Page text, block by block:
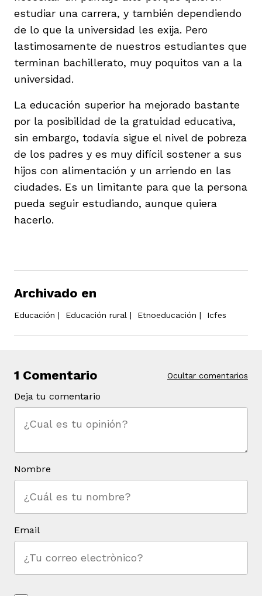
estudiar una carrera, y también dependiendo
de lo que la universidad les exija. Pero
lastimosamente de nuestros estudiantes que
terminan bachillerato, muy poquitos van a la
universidad.
La educación superior ha mejorado bastante
por la posibilidad de la gratuidad educativa,
sin embargo, todavía sigue el nivel de pobreza
de los padres y es muy difícil sostener a sus
hijos con alimentación y un arriendo en las
ciudades. Es un limitante para que la persona
pueda seguir estudiando, aunque quiera
hacerlo.
Archivado en
Educación | Educación rural | Etnoeducación | Icfes
1 Comentario Ocultar comentarios
Deja tu comentario
Nombre
Email